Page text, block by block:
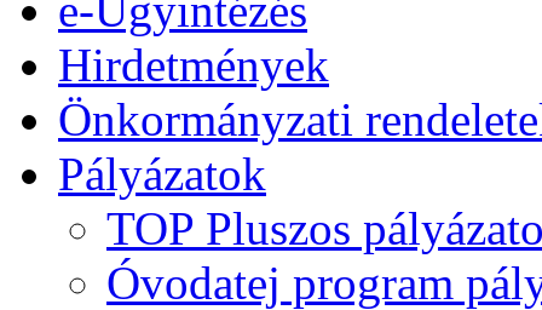
Hirdetmények
Önkormányzati
Pályázatok
TOP Pluszos
Óvodatej program